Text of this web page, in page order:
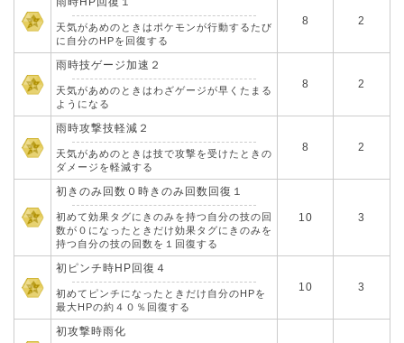
天気があめのときはポケモンが行動するたび
に自分のHPを回復する
8 2
雨時技ゲージ加速２
天気があめのときはわざゲージが早くたまる
ようになる
8 2
雨時攻撃技軽減２
天気があめのときは技で攻撃を受けたときの
ダメージを軽減する
8 2
初きのみ回数０時きのみ回数回復１
初めて効果タグにきのみを持つ自分の技の回
数が０になったときだけ効果タグにきのみを
持つ自分の技の回数を１回復する
10 3
初ピンチ時HP回復４
初めてピンチになったときだけ自分のHPを
最大HPの約４０％回復する
10 3
初攻撃時雨化